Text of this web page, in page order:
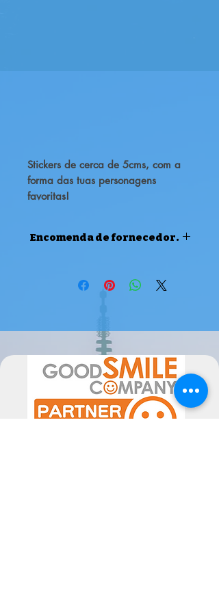
Stickers de cerca de 5cms, com a
forma das tuas personagens
favoritas!
Encomenda de fornecedor.
Atenção, este produto é uma
estar disponível ( ou mais em época
de maior movimento de
encomendas).
Por favor sinta-se livre para nos
contactar se tiver alguma dúvida.